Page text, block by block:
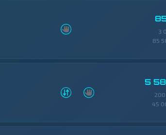
3
85
5
45